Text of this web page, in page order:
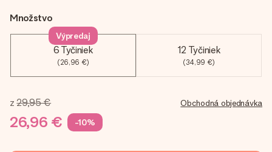
Množstvo
6 Tyčiniek
(26,96 €)
Výpredaj
12 Tyčiniek
(34,99 €)
z 29,95 €
26,96 € -10%
Obchodná objednávka